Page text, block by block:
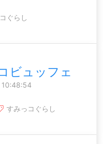
ぐらし
ビュッフェ
すみっコぐらし